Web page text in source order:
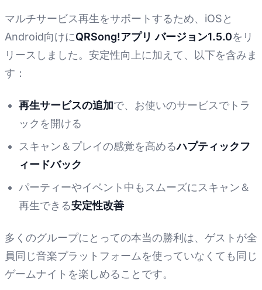
マルチサービス再生をサポートするため、iOSと
Android向けにQRSong!アプリ バージョン1.5.0をリ
リースしました。安定性向上に加えて、以下を含みま
す：
再生サービスの追加で、お使いのサービスでトラ
ックを開ける
スキャン＆プレイの感覚を高めるハプティックフ
ィードバック
パーティーやイベント中もスムーズにスキャン＆
再生できる安定性改善
多くのグループにとっての本当の勝利は、ゲストが全
員同じ音楽プラットフォームを使っていなくても同じ
ゲームナイトを楽しめることです。